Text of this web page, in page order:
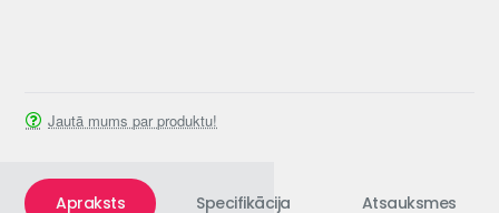
Jautā mums par produktu!
Apraksts Specifikācija Atsauksmes